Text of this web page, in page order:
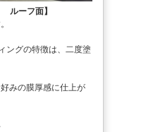
ルーフ面】
ングの特徴は、二度塗
みの膜厚感に仕上が